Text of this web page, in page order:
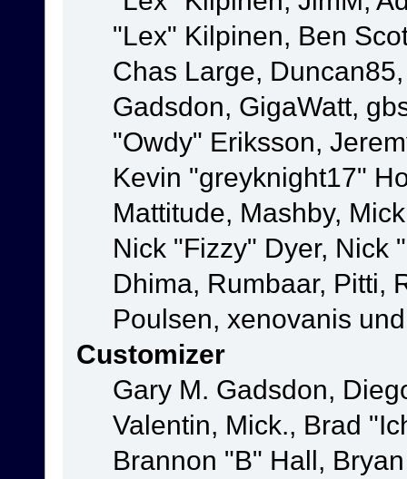
"Lex" Kilpinen, Ben
Chas Large,
Gadsdon, GigaWatt,
"Owdy" Eriksson,
Kevin "greyknight17"
Mattitude, Mashby,
Nick "Fizzy" Dyer, Nick
Dhima, Rumbaar, Pitti,
Poulsen, xenovanis
Customizer
Gary M. Gadsdon,
Valentin, Mick., Brad
Brannon "B" Hall,